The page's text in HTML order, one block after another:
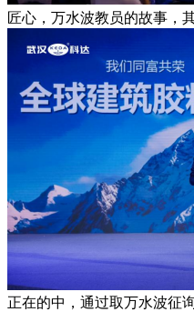
匠心，万水波教员的故事，
正在的中，通过取万水波征